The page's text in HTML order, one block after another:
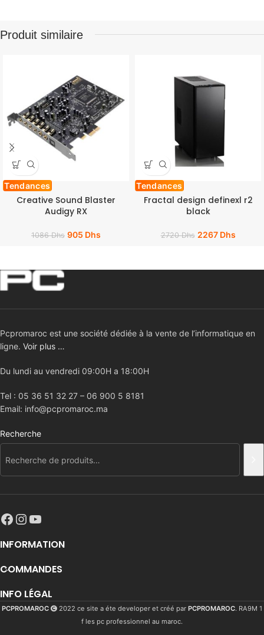
Produit similaire
Tendances
Creative Sound Blaster
Audigy RX
1086Dhs 905 Dhs
Tendances
Fractal design definexl r2
black
2720Dhs 2267 Dhs
Pcpromaroc est une société dédiée à la vente de l’informatique en
ligne. Voir plus …
Du lundi au vendredi 09:00H a 18:00H
Tel : 05 36 51 32 27 – 06 900 5 8181
Email: info@pcpromaroc.ma
Recherche
INFORMATION
COMMANDES
INFO LÉGAL
PCPROMAROC 2022 ce site a éte developer et créé par PCPROMAROC. RA9M 1
f les pc professionnel au maroc.